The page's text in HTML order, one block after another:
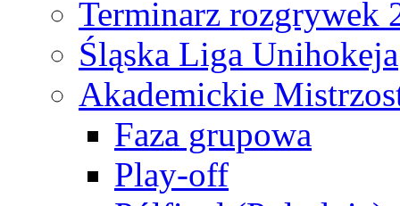
Terminarz rozgrywek
Śląska Liga Unihokeja
Akademickie
Faza grupowa
Play-off